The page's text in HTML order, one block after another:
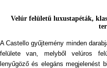
Velúr felületű luxustapéták,
A Castello gyűjtemény minden
felülete van, melyből velúros
lenyűgöző és elegáns megjelenést